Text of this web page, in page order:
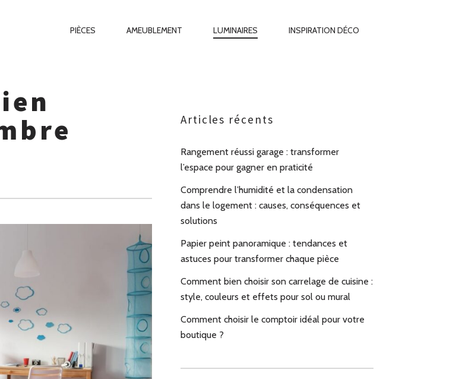
Primary
PIÈCES AMEUBLEMENT LUMINAIRES INSPIRATION DÉCO
Articles récents
Rangement réussi garage : transformer
l’espace pour gagner en praticité
Comprendre l’humidité et la condensation
dans le logement : causes, conséquences et
solutions
Papier peint panoramique : tendances et
astuces pour transformer chaque pièce
Comment bien choisir son carrelage de cuisine :
style, couleurs et effets pour sol ou mural
Comment choisir le comptoir idéal pour votre
boutique ?